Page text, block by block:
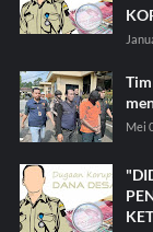
Mei